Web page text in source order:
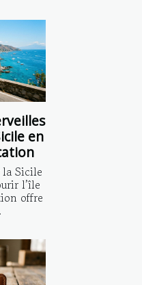
en
Sicile
l’île
offre